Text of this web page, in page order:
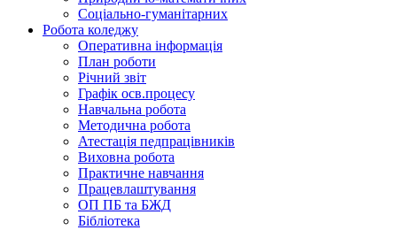
Соціально-гуманітарних
Робота коледжу
Оперативна інформація
План роботи
Річний звіт
Графік осв.процесу
Навчальна робота
Методична робота
Атестація педпрацівників
Виховна робота
Практичне навчання
Працевлаштування
ОП ПБ та БЖД
Бібліотека